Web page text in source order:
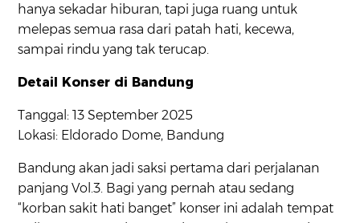
hanya sekadar hiburan, tapi juga ruang untuk
melepas semua rasa dari patah hati, kecewa,
sampai rindu yang tak terucap.
Detail Konser di Bandung
Tanggal: 13 September 2025
Lokasi: Eldorado Dome, Bandung
Bandung akan jadi saksi pertama dari perjalanan
panjang Vol.3. Bagi yang pernah atau sedang
“korban sakit hati banget” konser ini adalah tempat